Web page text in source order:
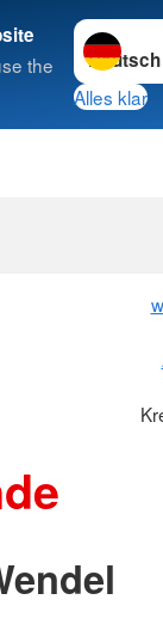
the
Sprache
Alles klar